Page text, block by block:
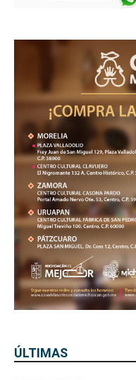
ÚLTIMAS